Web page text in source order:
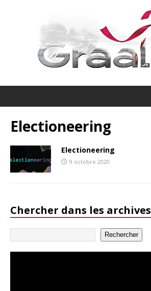
Electioneering
Electioneering
9 octobre 2020
Chercher dans les archives
Rechercher